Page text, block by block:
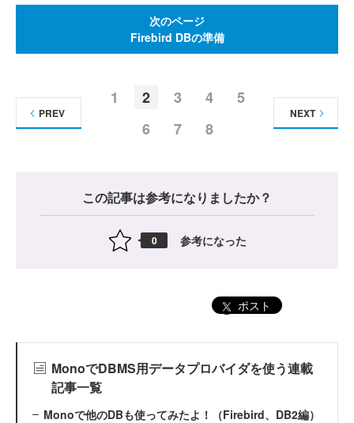
次のページ
Firebird DBの準備
1 2 3 4
5
6
7 8
PREV NEXT
この記事は参考になりましたか？
0 参考になった
ポスト
MonoでDBMS用データプロバイダを使う連載
記事一覧
Monoで他のDBも使ってみたよ！（Firebird、DB2編）